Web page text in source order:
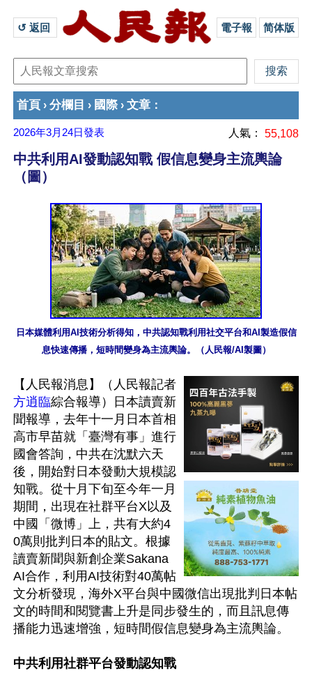
↺ 返回 電子報 简体版
首頁 › 分欄目 › 國際› 文章 ：
2026年3月24日發表 人氣： 55,108
中共利用AI發動認知戰 假信息變身主流輿論
（圖）
日本媒體利用AI技術分析得知，中共認知戰利用社交平台和AI製造假信
息快速傳播，短時間變身為主流輿論。（人民報/AI製圖）
【人民報消息】（人民報記者
方逍臨綜合報導）日本讀賣新
聞報導，去年十一月日本首相
高市早苗就「臺灣有事」進行
國會答詢，中共在沈默六天
後，開始對日本發動大規模認
知戰。從十月下旬至今年一月
期間，出現在社群平台X以及
中國「微博」上，共有大約4
0萬則批判日本的貼文。根據
讀賣新聞與新創企業Sakana
AI合作，利用AI技術對40萬帖
文分析發現，海外X平台與中國微信出現批判日本帖
文的時間和閱覽書上升是同步發生的，而且訊息傳
播能力迅速增強，短時間假信息變身為主流輿論。
中共利用社群平台發動認知戰